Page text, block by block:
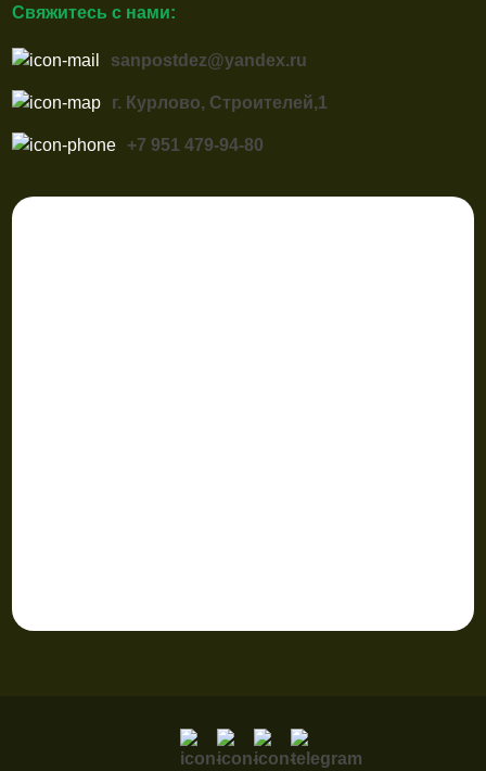
Свяжитесь с нами:
sanpostdez@yandex.ru
г. Курлово, Строителей,1
+7 951 479-94-80